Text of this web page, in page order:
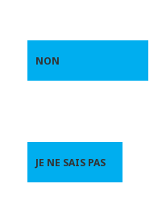
NON
JE NE SAIS PAS